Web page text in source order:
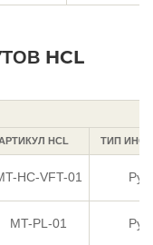
HCL
HCL
ТИП
HC-VFT-01
MT-PL-01